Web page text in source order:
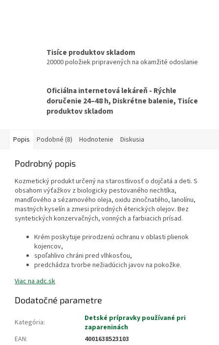
Tisíce produktov skladom
20000 položiek pripravených na okamžité odoslanie
Oficiálna internetová lekáreň - Rýchle
doručenie 24–48 h, Diskrétne balenie, Tisíce
produktov skladom
Popis Podobné (8) Hodnotenie Diskusia
Podrobný popis
Kozmetický produkt určený na starostlivosť o dojčatá a deti. S
obsahom výťažkov z biologicky pestovaného nechtíka,
mandľového a sézamového oleja, oxidu zinočnatého, lanolínu,
mastných kyselín a zmesi prírodných éterických olejov. Bez
syntetických konzervačných, vonných a farbiacich prísad.
Krém poskytuje prirodzenú ochranu v oblasti plienok
kojencov,
spoľahlivo chráni pred vlhkosťou,
predchádza tvorbe nežiadúcich javov na pokožke.
Viac na adc.sk
Dodatočné parametre
Kategória:
Detské prípravky používané pri
zapareninách
EAN:
4001638523103